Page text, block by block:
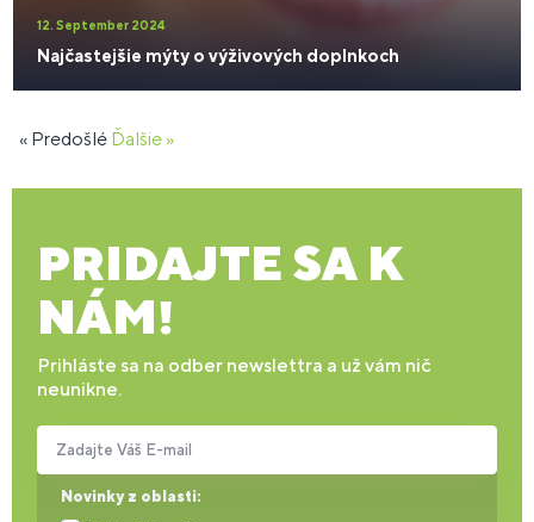
12. September 2024
Najčastejšie mýty o výživových doplnkoch
« Predošlé Ďalšie »
PRIDAJTE SA K
NÁM!
Prihláste sa na odber newslettra a už vám nič
neunikne.
Novinky z oblasti:
Zadajte Váš E-mail